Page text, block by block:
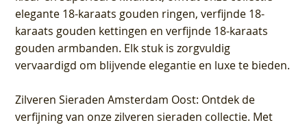
elegante 18-karaats gouden ringen, verfijnde 18-
karaats gouden kettingen en verfijnde 18-karaats
gouden armbanden. Elk stuk is zorgvuldig
vervaardigd om blijvende elegantie en luxe te bieden.
Zilveren Sieraden Amsterdam Oost: Ontdek de
verfijning van onze zilveren sieraden collectie. Met